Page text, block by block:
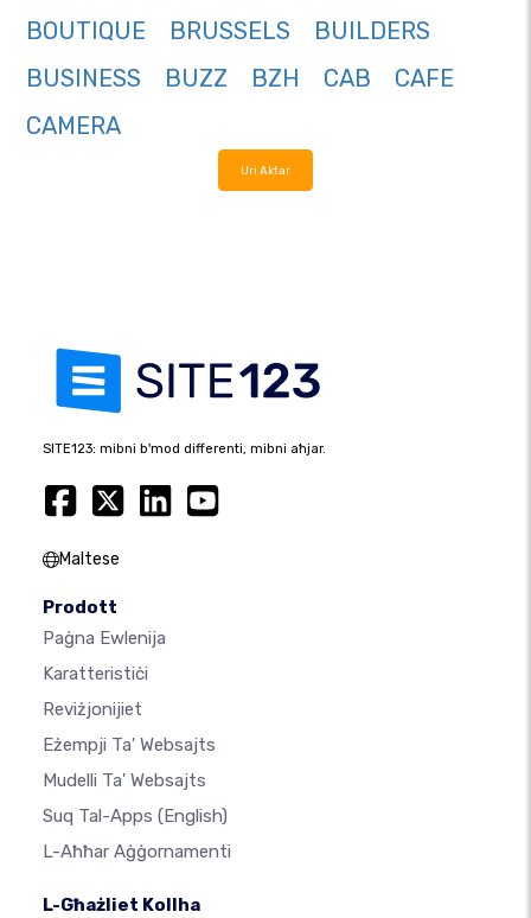
BOUTIQUE
BRUSSELS
BUILDERS
BUSINESS
BUZZ BZH CAB
CAFE
CAMERA
Uri Aktar
SITE123: mibni b'mod differenti, mibni aħjar.
Maltese
Prodott
Paġna Ewlenija
Karatteristiċi
Reviżjonijiet
Eżempji Ta' Websajts
Mudelli Ta' Websajts
Suq Tal-Apps (English)
L-Aħħar Aġġornamenti
L-Għażliet Kollha